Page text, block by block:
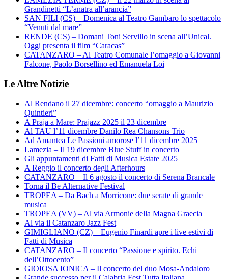
Grandinetti “L’anatra all’arancia”
SAN FILI (CS) – Domenica al Teatro Gambaro lo spettacolo
“Venuti dal mare”
RENDE (CS) – Domani Toni Servillo in scena all’Unical.
Oggi presenta il film “Caracas”
CATANZARO – Al Teatro Comunale l’omaggio a Giovanni
Falcone, Paolo Borsellino ed Emanuela Loi
Le Altre Notizie
Al Rendano il 27 dicembre: concerto “omaggio a Maurizio
Quintieri”
A Praja a Mare: Prajazz 2025 il 23 dicembre
Al TAU l’11 dicembre Danilo Rea Chansons Trio
Ad Amantea Le Passioni amorose l’11 dicembre 2025
Lamezia – Il 19 dicembre Blue Stuff in concerto
Gli appuntamenti di Fatti di Musica Estate 2025
A Reggio il concerto degli Afterhours
CATANZARO – Il 6 agosto il concerto di Serena Brancale
Torna il Be Alternative Festival
TROPEA – Da Bach a Morricone: due serate di grande
musica
TROPEA (VV) – Al via Armonie della Magna Graecia
Al via il Catanzaro Jazz Fest
GIMIGLIANO (CZ) – Eugenio Finardi apre i live estivi di
Fatti di Musica
CATANZARO – Il concerto “Passione e spirito. Echi
dell’Ottocento”
GIOIOSA IONICA – Il concerto del duo Mosa-Andaloro